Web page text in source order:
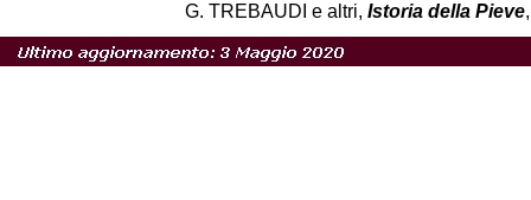
G. TREBAUDI e altri, Istoria della Pieve